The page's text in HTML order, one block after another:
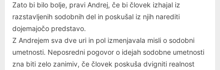
Zato bi bilo bolje, pravi Andrej, če bi človek izhajal iz
razstavljenih sodobnih del in poskušal iz njih narediti
dojemajočo predstavo.
Z Andrejem sva dve uri in pol izmenjavala misli o sodobni
umetnosti. Neposredni pogovor o idejah sodobne umetnosti
zna biti zelo zanimiv, če človek poskuša dvigniti realnost